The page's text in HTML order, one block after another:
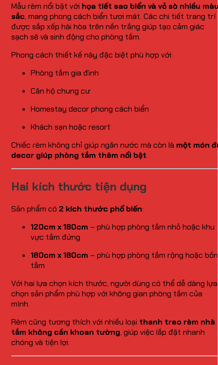
Mẫu rèm nổi bật với họa tiết sao biển và vỏ sò nhiều
sắc, mang phong cách biển tươi mát. Các chi tiết trang trí
được sắp xếp hài hòa trên nền trắng giúp tạo cảm giác
sạch sẽ và sinh động cho phòng tắm.
Phong cách thiết kế này đặc biệt phù hợp với:
Phòng tắm gia đình
Căn hộ chung cư
Homestay decor phong cách biển
Khách sạn hoặc resort
Chiếc rèm không chỉ giúp ngăn nước mà còn là một món
decor giúp phòng tắm thêm nổi bật.
Hai kích thước tiện dụng
Sản phẩm có 2 kích thước phổ biến:
120cm x 180cm – phù hợp phòng tắm nhỏ hoặc khu
vực tắm đứng
180cm x 180cm – phù hợp phòng tắm rộng hoặc bồn
tắm
Với hai lựa chọn kích thước, người dùng có thể dễ dàng lựa
chọn sản phẩm phù hợp với không gian phòng tắm của
mình.
Rèm cũng tương thích với nhiều loại thanh treo rèm nhà
tắm không cần khoan tường, giúp việc lắp đặt nhanh
chóng và tiện lợi.